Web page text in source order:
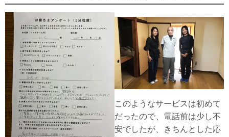
このようなサービスは初めて
だったので、電話前は少し不
安でしたが、きちんとした応